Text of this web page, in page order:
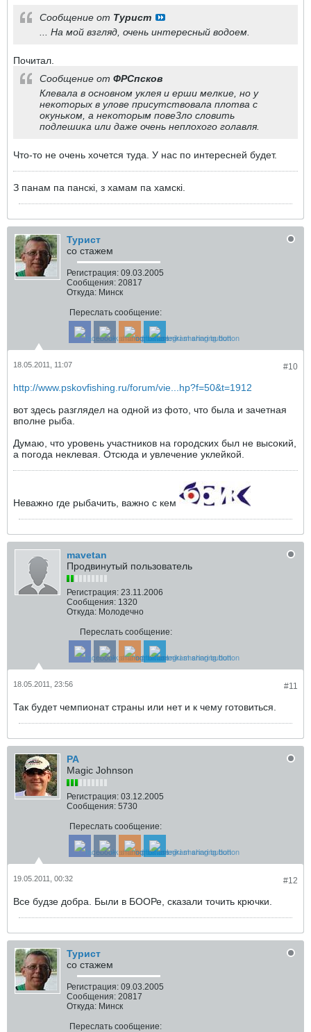
Сообщение от Турист
... На мой взгляд, очень интересный водоем.
Почитал.
Сообщение от ФРСпсков
Клевала в основном уклея и ерши мелкие, но у
некоторых в улове присутствовала плотва с
окуньком, а некоторым пове3ло словить
подлешика или даже очень неплохого голавля.
Что-то не очень хочется туда. У нас по интересней будет.
З панам па панскi, з хамам па хамскi.
Турист
со стажем
Регистрация: 09.03.2005
Сообщения: 20817
Откуда: Минск
Переслать сообщение:
#10
18.05.2011, 11:07
http://www.pskovfishing.ru/forum/vie...hp?f=50&t=1912
вот здесь разглядел на одной из фото, что была и зачетная
вполне рыба.
Думаю, что уровень участников на городских был не высокий,
а погода неклевая. Отсюда и увлечение уклейкой.
Неважно где рыбачить, важно с кем
mavetan
Продвинутый пользователь
Регистрация: 23.11.2006
Сообщения: 1320
Откуда: Молодечно
Переслать сообщение:
#11
18.05.2011, 23:56
Так будет чемпионат страны или нет и к чему готовиться.
РА
Magic Johnson
Регистрация: 03.12.2005
Сообщения: 5730
Переслать сообщение:
#12
19.05.2011, 00:32
Все будзе добра. Были в БООРе, сказали точить крючки.
Турист
со стажем
Регистрация: 09.03.2005
Сообщения: 20817
Откуда: Минск
Переслать сообщение: